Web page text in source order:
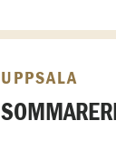
UPPSALA